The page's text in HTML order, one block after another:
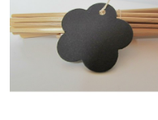
les
résultats